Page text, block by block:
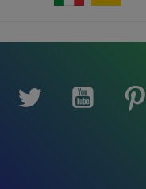
Facebook Twitter YouTube